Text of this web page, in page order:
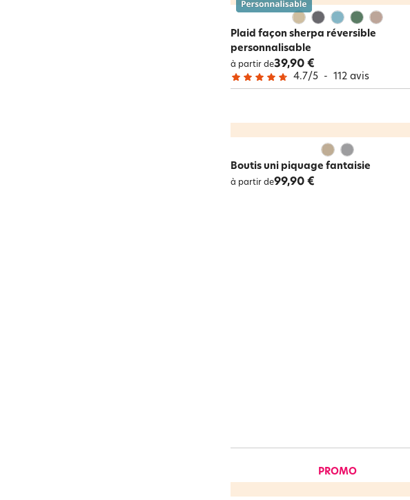
Plaid façon sherpa réversible
personnalisable
à partir de39,90 €
4.7/5 - 112 avis
Boutis uni piquage fantaisie
à partir de99,90 €
PROMO